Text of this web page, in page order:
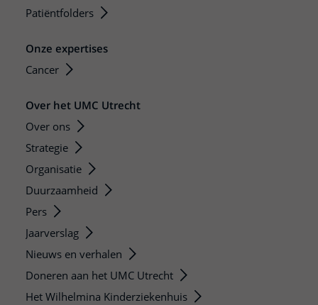
Patiëntfolders
Onze expertises
Cancer
Over het UMC Utrecht
Over ons
Strategie
Organisatie
Duurzaamheid
Pers
Jaarverslag
Nieuws en verhalen
Doneren aan het UMC Utrecht
Het Wilhelmina Kinderziekenhuis